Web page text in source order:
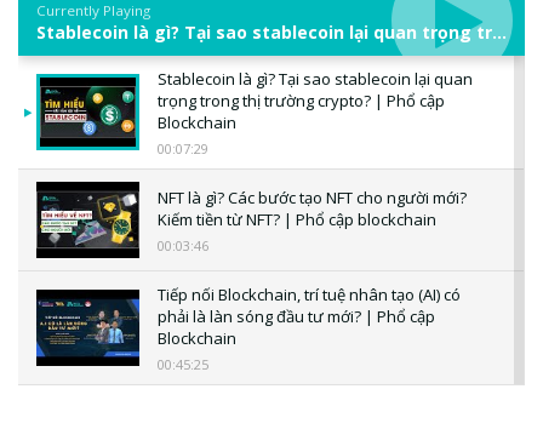
Currently Playing
Stablecoin là gì? Tại sao stablecoin lại quan trọng trong thị trường crypto? | Phổ cập Blockchain
Stablecoin là gì? Tại sao stablecoin lại quan
trọng trong thị trường crypto? | Phổ cập
Blockchain
00:07:29
NFT là gì? Các bước tạo NFT cho người mới?
Kiếm tiền từ NFT? | Phổ cập blockchain
00:03:46
Tiếp nối Blockchain, trí tuệ nhân tạo (AI) có
phải là làn sóng đầu tư mới? | Phổ cập
Blockchain
00:45:25